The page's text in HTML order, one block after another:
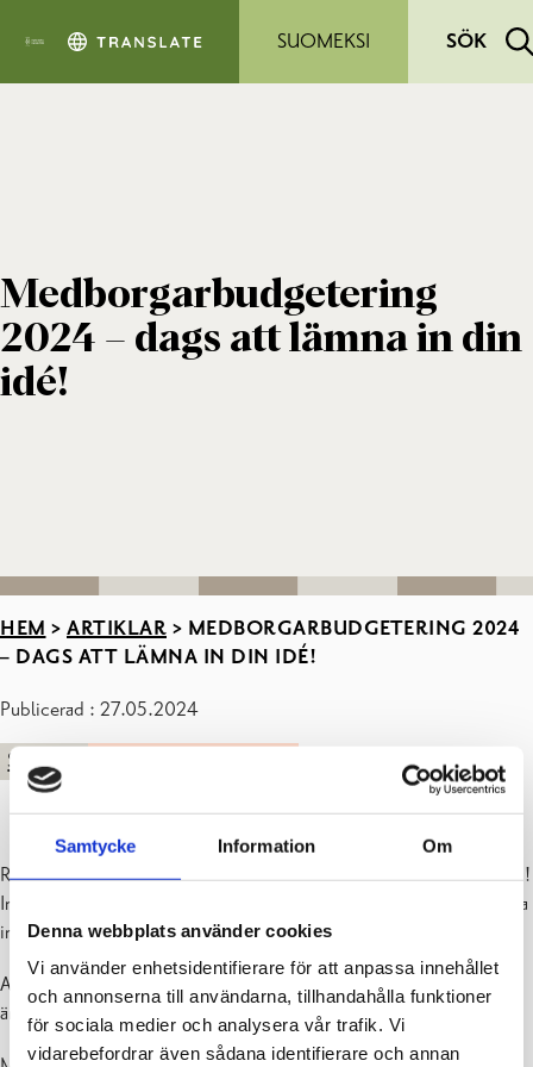
Samtycke Information Om
Denna webbplats använder cookies
Vi använder enhetsidentifierare för att anpassa innehållet
och annonserna till användarna, tillhandahålla funktioner
för sociala medier och analysera vår trafik. Vi
vidarebefordrar även sådana identifierare och annan
SUOMEKSI
SÖK
Medborgarbudgetering
2024 – dags att lämna in din
idé!
HEM > ARTIKLAR > MEDBORGARBUDGETERING 2024
– DAGS ATT LÄMNA IN DIN IDÉ!
Publicerad : 27.05.2024
STADEN
Raseborgs medborgarbudgetering kör igen i gång med en idérunda!
Invånarna har nu tid tills
att lämna
in sina idéer – på samma sätt som ifjol, via en elektronisk blankett.
Anslaget för årets medborgarbudget är100 000 euro.
Nytt för i år
är att anslaget kan delas bland flera förslag.